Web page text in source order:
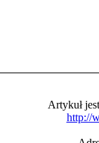
Artykuł
http://